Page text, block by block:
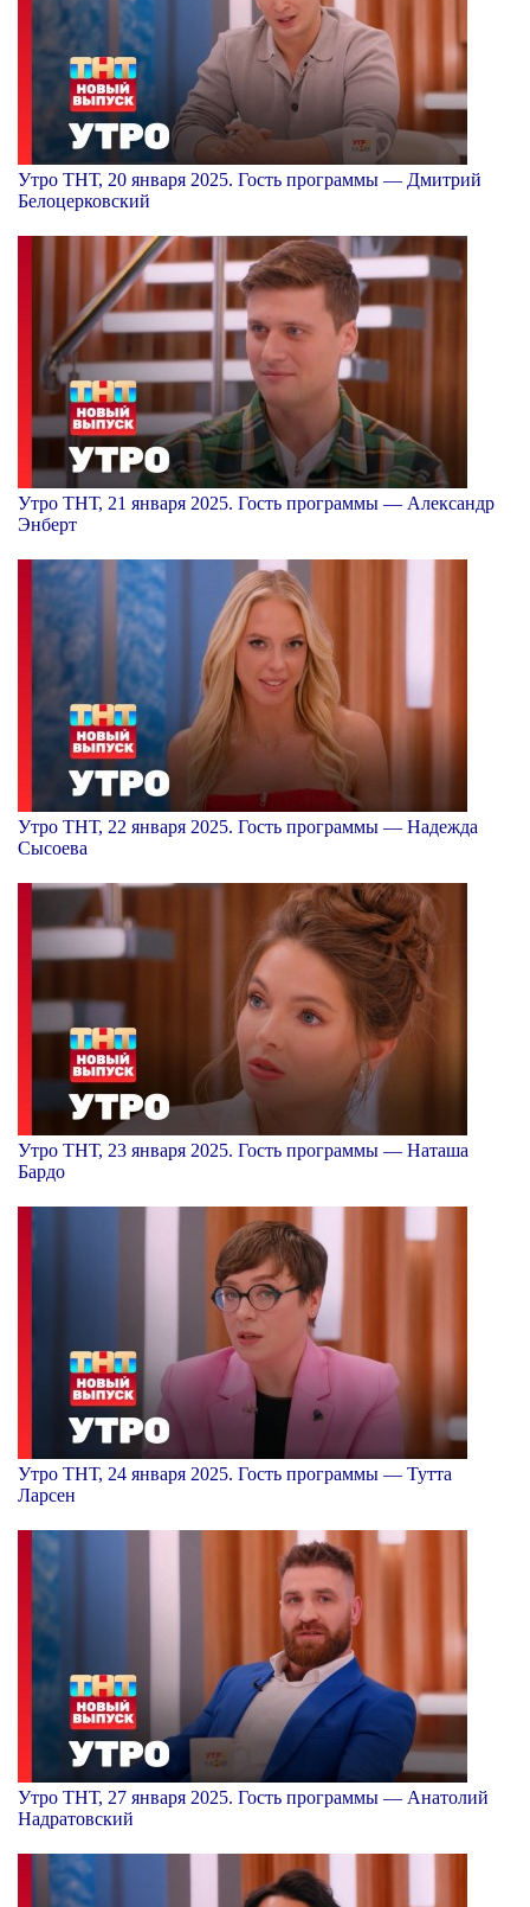
Утро ТНТ, 20 января 2025. Гость программы — Дмитрий
Белоцерковский
Утро ТНТ, 21 января 2025. Гость программы — Александр
Энберт
Утро ТНТ, 22 января 2025. Гость программы — Надежда
Сысоева
Утро ТНТ, 23 января 2025. Гость программы — Наташа
Бардо
Утро ТНТ, 24 января 2025. Гость программы — Тутта
Ларсен
Утро ТНТ, 27 января 2025. Гость программы — Анатолий
Надратовский